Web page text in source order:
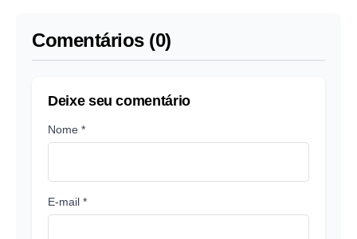
Comentários (0)
Deixe seu comentário
Nome *
E-mail *